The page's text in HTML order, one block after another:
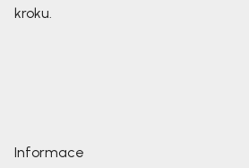
kroku.
Informace